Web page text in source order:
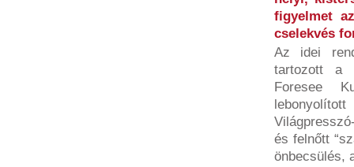
figyelmet
cselekvés
Az idei
tartozott a
Foresee
és felnőtt
önbecsülés,